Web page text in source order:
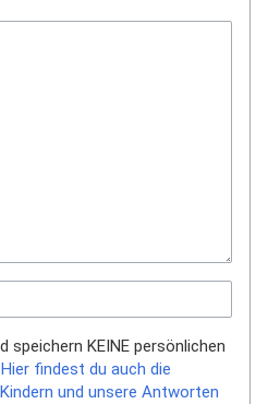
speichern KEINE persönlichen
Hier findest du auch die
und unsere Antworten